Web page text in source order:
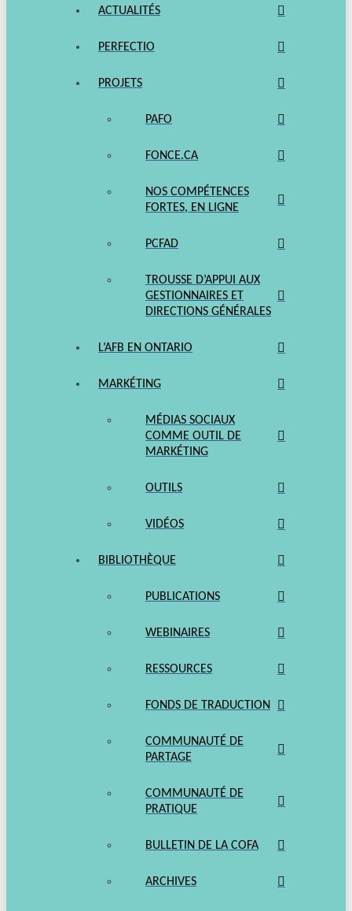
ACTUALITÉS
PERFECTIO
PROJETS
PAFO
FONCE.CA
NOS COMPÉTENCES
FORTES, EN LIGNE
PCFAD
TROUSSE D’APPUI AUX
GESTIONNAIRES ET
DIRECTIONS GÉNÉRALES
L’AFB EN ONTARIO
MARKÉTING
MÉDIAS SOCIAUX
COMME OUTIL DE
MARKÉTING
OUTILS
VIDÉOS
BIBLIOTHÈQUE
PUBLICATIONS
WEBINAIRES
RESSOURCES
FONDS DE TRADUCTION
COMMUNAUTÉ DE
PARTAGE
COMMUNAUTÉ DE
PRATIQUE
BULLETIN DE LA COFA
ARCHIVES